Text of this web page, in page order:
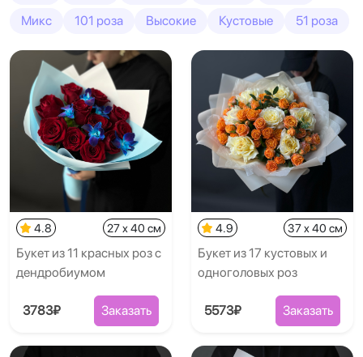
Микс
101 роза Высокие Кустовые 51 роза
4.8 27 x 40 см
Букет из 11 красных роз с
дендробиумом
3783₽ Заказать
4.9 37 x 40 см
Букет из 17 кустовых и
одноголовых роз
5573₽ Заказать